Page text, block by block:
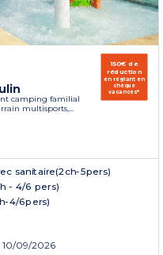
camping familial
multisports,...
150€ de
réduction
en réglant en
chèque
vacances*
sanitaire(2ch-5pers)
- 4/6 pers)
4/6pers)
10/09/2026